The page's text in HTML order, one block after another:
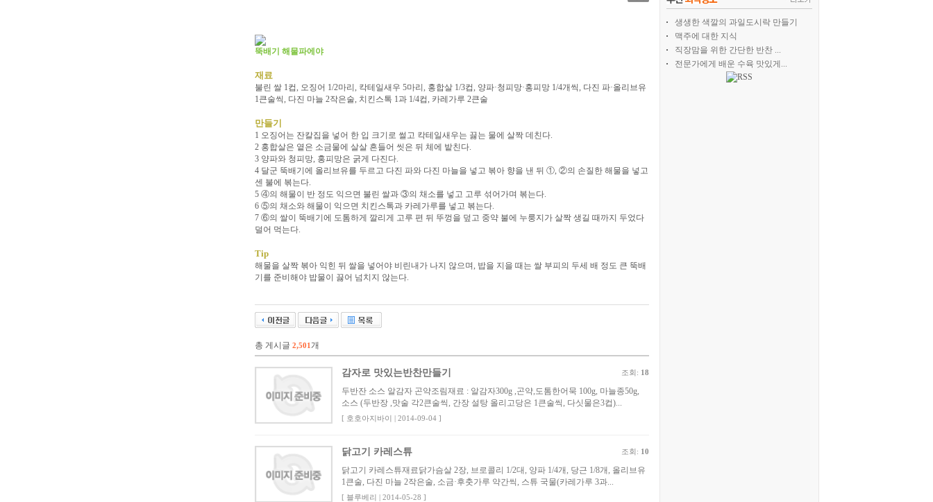
뚝배기 해물파에야
재료
불린 쌀 1컵, 오징어 1/2마리, 칵테일새우 5마리, 홍합살 1/3컵, 양파·청피망·홍피망 1/4개씩, 다진 파·올리브유
1큰술씩, 다진 마늘 2작은술, 치킨스톡 1과 1/4컵, 카레가루 2큰술
만들기
1 오징어는 잔칼집을 넣어 한 입 크기로 썰고 칵테일새우는 끓는 물에 살짝 데친다.
2 홍합살은 옅은 소금물에 살살 흔들어 씻은 뒤 체에 밭친다.
3 양파와 청피망, 홍피망은 굵게 다진다.
4 달군 뚝배기에 올리브유를 두르고 다진 파와 다진 마늘을 넣고 볶아 향을 낸 뒤 ①, ②의 손질한 해물을 넣고
센 불에 볶는다.
5 ④의 해물이 반 정도 익으면 불린 쌀과 ③의 채소를 넣고 고루 섞어가며 볶는다.
6 ⑤의 채소와 해물이 익으면 치킨스톡과 카레가루를 넣고 볶는다.
7 ⑥의 쌀이 뚝배기에 도톰하게 깔리게 고루 편 뒤 뚜껑을 덮고 중약 불에 누룽지가 살짝 생길 때까지 두었다
덜어 먹는다.
Tip
해물을 살짝 볶아 익힌 뒤 쌀을 넣어야 비린내가 나지 않으며, 밥을 지을 때는 쌀 부피의 두세 배 정도 큰 뚝배
기를 준비해야 밥물이 끓어 넘치지 않는다.
총 게시글 2,501개
감자로 맛있는반찬만들기 조회: 18
두반잔 소스 알감자 곤약조림재료 : 알감자300g ,곤약,도톰한어묵 100g, 마늘종50g,
소스 (두반장 ,맛술 각2큰술씩, 간장 설탕 올리고당은 1큰술씩, 다싯물은3컵)...
[ 호호아지바이 | 2014-09-04 ]
닭고기 카레스튜 조회: 10
닭고기 카레스튜재료닭가슴살 2장, 브로콜리 1/2대, 양파 1/4개, 당근 1/8개, 올리브유
1큰술, 다진 마늘 2작은술, 소금·후춧가루 약간씩, 스튜 국물(카레가루 3과...
[ 블루베리 | 2014-05-28 ]
생생한 색깔의 과일도시락 만들기
맥주에 대한 지식
직장맘을 위한 간단한 반찬 ...
전문가에게 배운 수육 맛있게...